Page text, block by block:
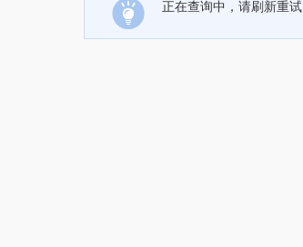
正在查询中，请刷新重试